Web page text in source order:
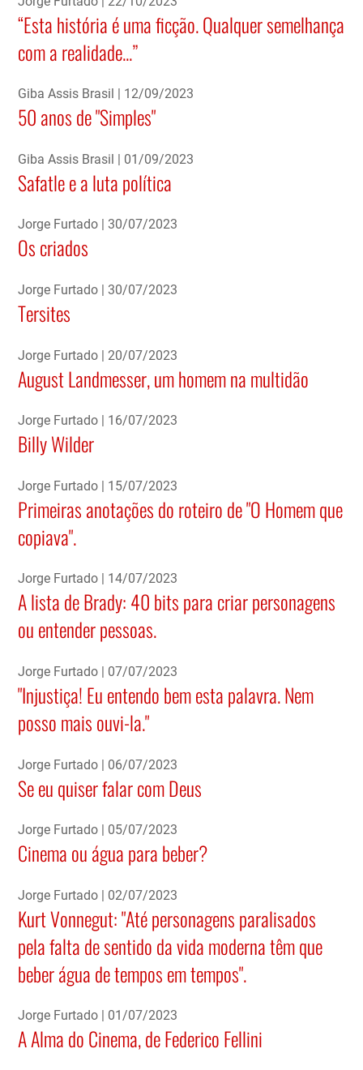
“Esta história é uma ficção. Qualquer semelhança
com a realidade...”
Giba Assis Brasil 12/09/2023
50 anos de "Simples"
Giba Assis Brasil 01/09/2023
Safatle e a luta política
Jorge Furtado 30/07/2023
Os criados
Jorge Furtado 30/07/2023
Tersites
Jorge Furtado 20/07/2023
August Landmesser, um homem na multidão
Jorge Furtado 16/07/2023
Billy Wilder
Jorge Furtado 15/07/2023
Primeiras anotações do roteiro de "O Homem que
copiava".
Jorge Furtado 14/07/2023
A lista de Brady: 40 bits para criar personagens
ou entender pessoas.
Jorge Furtado 07/07/2023
"Injustiça! Eu entendo bem esta palavra. Nem
posso mais ouvi-la."
Jorge Furtado 06/07/2023
Se eu quiser falar com Deus
Jorge Furtado 05/07/2023
Cinema ou água para beber?
Jorge Furtado 02/07/2023
Kurt Vonnegut: "Até personagens paralisados
pela falta de sentido da vida moderna têm que
beber água de tempos em tempos".
Jorge Furtado 01/07/2023
A Alma do Cinema, de Federico Fellini